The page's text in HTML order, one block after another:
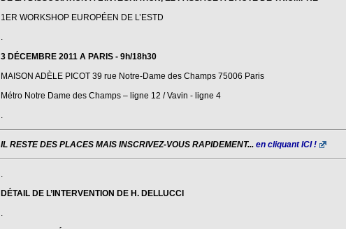
1ER WORKSHOP EUROPÉEN DE L’ESTD
.
3 DÉCEMBRE 2011 A PARIS - 9h/18h30
MAISON ADÈLE PICOT 39 rue Notre-Dame des Champs 75006 Paris
Métro Notre Dame des Champs – ligne 12 / Vavin - ligne 4
.
IL RESTE DES PLACES MAIS INSCRIVEZ-VOUS RAPIDEMENT... en cliquant ICI !
.
DÉTAIL DE L’INTERVENTION DE H. DELLUCCI
.